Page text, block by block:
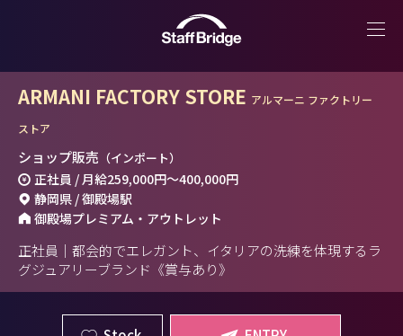
ARMANI FACTORY STORE アルマーニ ファクトリー
ストア
ショップ販売 （インポート）
正社員 / 月給259,000円～400,000円
静岡県 / 御殿場駅
御殿場プレミアム・アウトレット
正社員｜都会的でエレガント、イタリアの洗練を体現するラ
グジュアリーブランド《賞与あり》